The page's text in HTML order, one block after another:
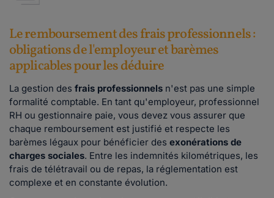
Le remboursement des frais professionnels :
obligations de l'employeur et barèmes
applicables pour les déduire
La gestion des frais professionnels n'est pas une simple
formalité comptable. En tant qu'employeur, professionnel
RH ou gestionnaire paie, vous devez vous assurer que
chaque remboursement est justifié et respecte les
barèmes légaux pour bénéficier des exonérations de
charges sociales. Entre les indemnités kilométriques, les
frais de télétravail ou de repas, la réglementation est
complexe et en constante évolution.